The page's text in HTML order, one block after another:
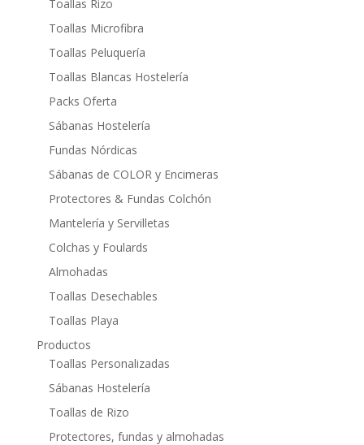
Toallas Rizo
Toallas Microfibra
Toallas Peluquería
Toallas Blancas Hostelería
Packs Oferta
Sábanas Hostelería
Fundas Nórdicas
Sábanas de COLOR y Encimeras
Protectores & Fundas Colchón
Mantelería y Servilletas
Colchas y Foulards
Almohadas
Toallas Desechables
Toallas Playa
Productos
Toallas Personalizadas
Sábanas Hostelería
Toallas de Rizo
Protectores, fundas y almohadas